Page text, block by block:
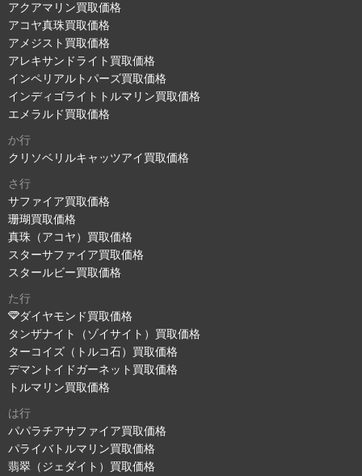
アクアマリン買取価格
アコヤ真珠買取価格
アメジスト買取価格
アレキサンドライト買取価格
インペリアルトパーズ買取価格
インディゴライトトルマリン買取価格
エメラルド買取価格
か行
クリソベリルキャッツアイ買取価格
さ行
サファイア買取価格
珊瑚買取価格
真珠（アコヤ）買取価格
スターサファイア買取価格
スタールビー買取価格
た行
ダイヤモンド買取価格
タンザナイト（ゾイサイト）買取価格
ターコイズ（トルコ石）買取価格
デマントイドガーネット買取価格
トルマリン買取価格
は行
パパラチアサファイア買取価格
パライバトルマリン買取価格
翡翠（ジェダイト）買取価格